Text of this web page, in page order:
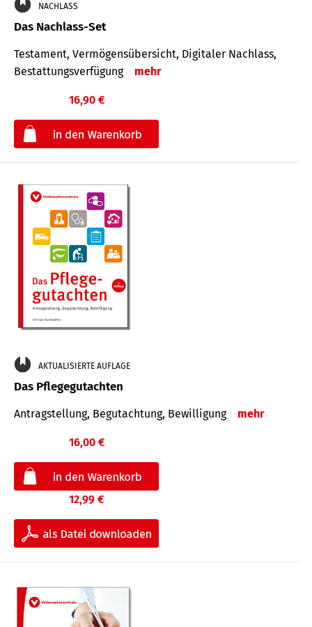
NACHLASS
Das Nachlass-Set
Testament, Vermögens­übersicht, Digitaler Nach­lass,
Bestat­tungs­ver­fügung
mehr
16,90 €
AKTUALISIERTE AUFLAGE
Das Pflegegutachten
Antragstellung, Begutachtung, Bewilligung mehr
16,00 €
12,99 €